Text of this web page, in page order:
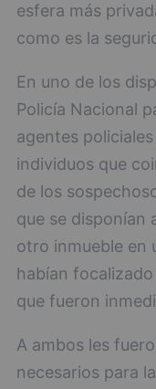
esfera más
como es la
En uno de los
Policía Nacional
agentes
individuos que
de los
que se disponían
otro inmueble en
habían
que fueron
A ambos les
necesarios para